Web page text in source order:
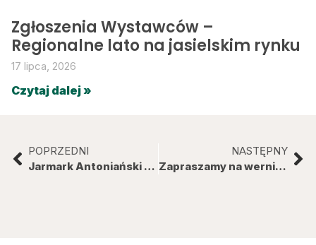
Zgłoszenia Wystawców –
Regionalne lato na jasielskim rynku
17 lipca, 2026
Czytaj dalej »
POPRZEDNI
Jarmark Antoniański na jasielskim rynku – zakosztuj w smakach regionalnych i poznaj kulturę polsko-słowackiego pogranicza
NASTĘPNY
Zapraszamy na wernisaż wystawy pokonkursowej „W muzeum piękne rzeczy są…”